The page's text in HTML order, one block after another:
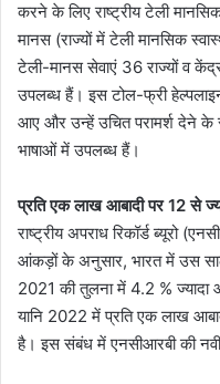
करने के लिए राष्ट्रीय टेली
मानस (राज्यों में टेली मानसिक
टेली-मानस सेवाएं 36 राज्यों व
उपलब्ध हैं। इस टोल-फ्री
आए और उन्हें उचित परामर्श देने
भाषाओं में उपलब्ध हैं।
प्रति एक लाख आबादी पर 12 से
राष्ट्रीय अपराध रिकॉर्ड ब्यूरो
आंकड़ों के अनुसार, भारत में उस
2021 की तुलना में 4.2 %
यानि 2022 में प्रति एक लाख
है। इस संबंध में एनसीआरबी की